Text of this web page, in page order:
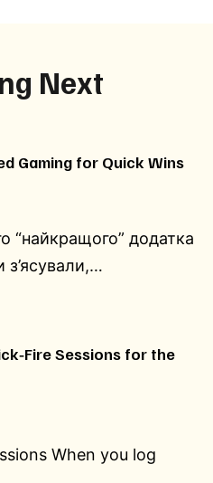
Next
Gaming for Quick Wins
“найкращого” додатка
з’ясували,…
Sessions for the
When you log